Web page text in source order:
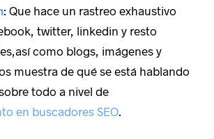
: Que hace un rastreo exhaustivo
twitter, linkedin y resto
como blogs, imágenes y
muestra de qué se está hablando
todo a nivel de
en buscadores SEO.